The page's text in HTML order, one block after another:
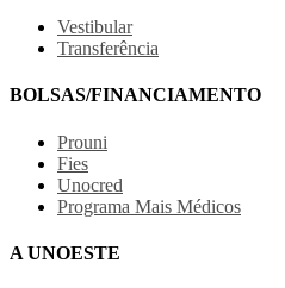
Vestibular
Transferência
BOLSAS/FINANCIAMENTO
Prouni
Fies
Unocred
Programa Mais Médicos
A UNOESTE